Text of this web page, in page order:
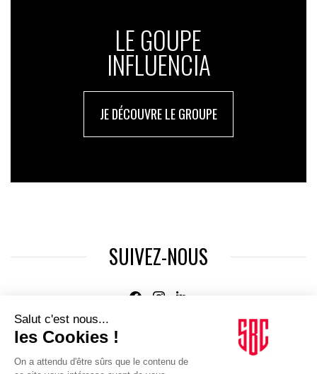
LE GOUPE
INFLUENCIA
JE DÉCOUVRE LE GROUPE
SUIVEZ-NOUS